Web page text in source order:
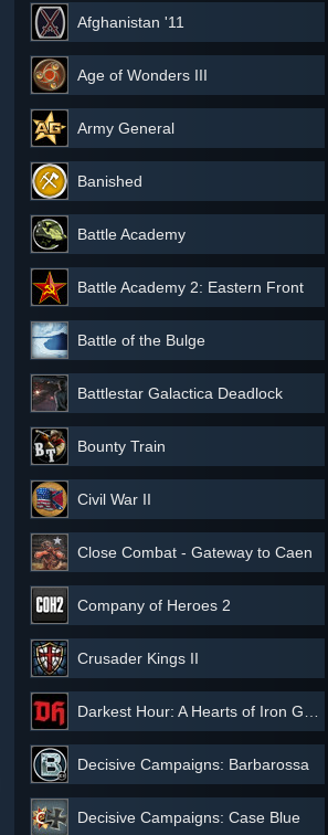
Afghanistan '11
Age of Wonders III
Army General
Banished
Battle Academy
Battle Academy 2: Eastern Front
Battle of the Bulge
Battlestar Galactica Deadlock
Bounty Train
Civil War II
Close Combat - Gateway to Caen
Company of Heroes 2
Crusader Kings II
Darkest Hour: A Hearts of Iron Game
Decisive Campaigns: Barbarossa
Decisive Campaigns: Case Blue